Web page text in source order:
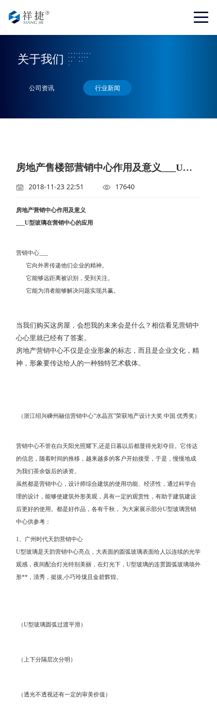
关于我们
公司资讯 行业新闻
房地产售楼部营销中心作用及意义___U型玻璃在营销中心的应用
2018-11-23 22:51 17640
房地产营销中心作用及意义
___U型玻璃在营销中心的应用
营销中心___
它向外界传递他们企业的精神。
它能够远距离被识别，受到关注。
它能为消者能够解决问题实现共赢。
当我们购买这房屋，会想我的未来会是什么？相信看见营销中
心心里就已经有了答案。
房地产营销中心不仅是企业形象的标志，而且是企业文化，精
神，形象要传达给人的一种独特艺术载体。
（浙江绍兴嵊州融信营销中心“水晶宫”荣获地产设计大奖.中国.优秀奖）
营销中心不管在白天阳光照耀下,还是日暮以后都显得光彩夺目。它传达
的信息，随着时间的推移，越来越多的客户开始接受，于是，慢慢地成
为我们茶余饭后的谈资。
虽然都是营销中心，设计师综合建筑的使用功能、经济性，通过科学合
理的设计，能够使建筑外形美观，具有一定的观赏性，有助于建筑建设
后更好的使用。都是好作品，各有千秋， 为大家展示部分U型玻璃营销
中心供参考：
1、广州时代天韵营销中心
U型玻璃是天韵营销中心亮点，大表面的圆弧玻璃表面给人以连续的光学
观感，夜间配合灯光特别美丽，在灯光下，U型玻璃的连贯圆弧玻璃墙外
形**，清秀，挺拔,小巧玲珑且金碧辉煌。
（U型玻璃圆弧过渡平滑）
（上下分隔层次分明）
（透光不透视还有一定的审美价值）